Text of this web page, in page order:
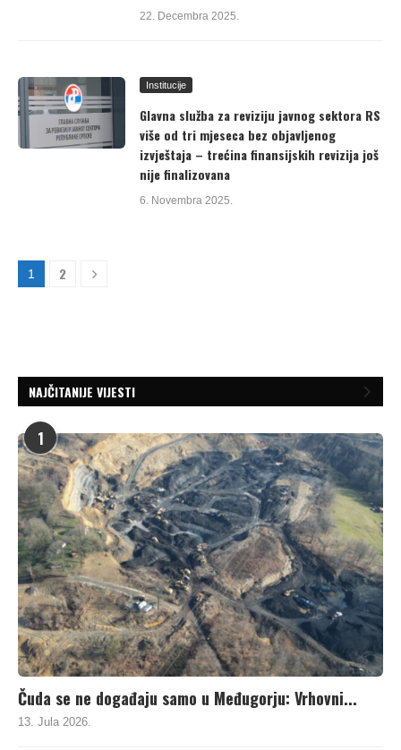
22. Decembra 2025.
Institucije
Glavna služba za reviziju javnog sektora RS
više od tri mjeseca bez objavljenog
izvještaja – trećina finansijskih revizija još
nije finalizovana
6. Novembra 2025.
1 2
NAJČITANIJE VIJESTI
1
Čuda se ne događaju samo u Međugorju: Vrhovni...
13. Jula 2026.